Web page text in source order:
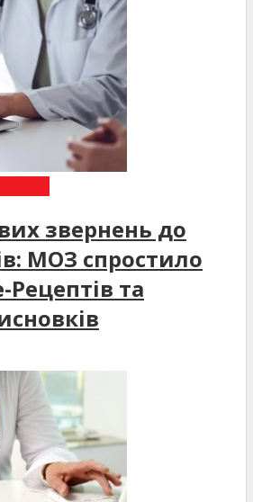
звернень до
МОЗ спростило
та